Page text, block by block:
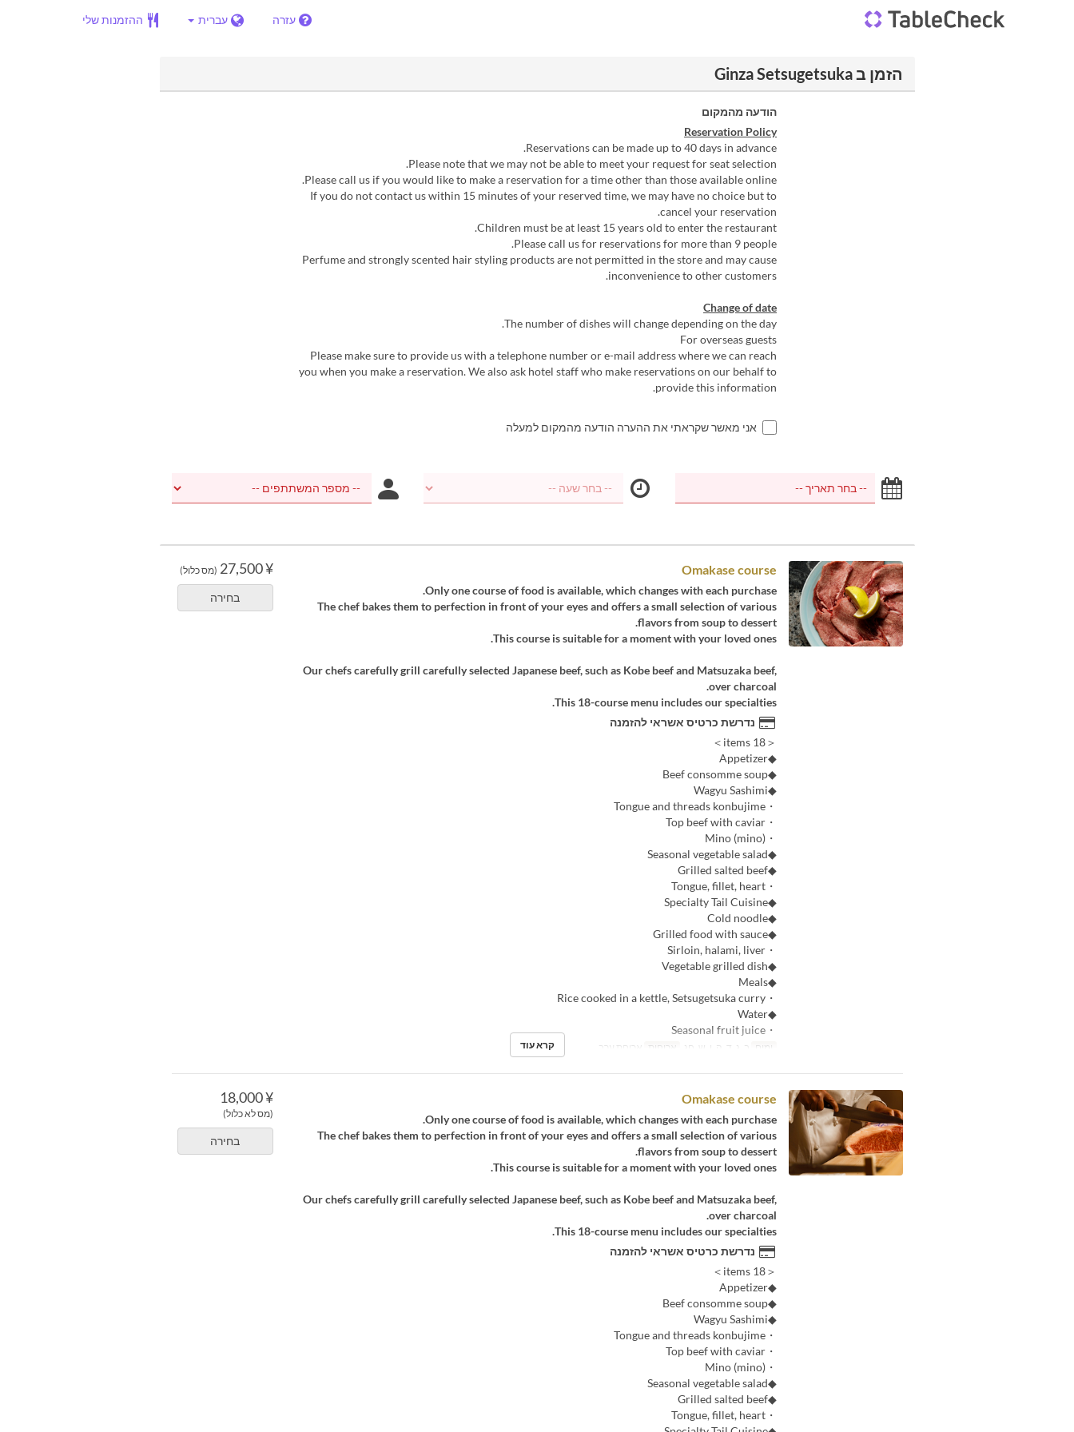
עזרה עברית ההזמנות שלי
הזמן ב Ginza Setsugetsuka
הודעה מהמקום
Reservation Policy
Reservations can be made up to 40 days in advance.
Please note that we may not be able to meet your request for seat selection.
Please call us if you would like to make a reservation for a time other than those available online.
If you do not contact us within 15 minutes of your reserved time, we may have no choice but to
cancel your reservation.
Children must be at least 15 years old to enter the restaurant.
Please call us for reservations for more than 9 people.
Perfume and strongly scented hair styling products are not permitted in the store and may cause
inconvenience to other customers.
Change of date
The number of dishes will change depending on the day.
For overseas guests
Please make sure to provide us with a telephone number or e-mail address where we can reach
you when you make a reservation. We also ask hotel staff who make reservations on our behalf to
provide this information.
אני מאשר שקראתי את ההערה הודעה מהמקום למעלה
¥ 27,500 (מס כלול)
בחירה
Omakase course
Only one course of food is available, which changes with each purchase.
The chef bakes them to perfection in front of your eyes and offers a small selection of various
flavors from soup to dessert.
This course is suitable for a moment with your loved ones.
Our chefs carefully grill carefully selected Japanese beef, such as Kobe beef and Matsuzaka beef,
over charcoal.
This 18-course menu includes our specialties.
נדרשת כרטיס אשראי להזמנה
＜18 items＞
◆Appetizer
◆Beef consomme soup
◆Wagyu Sashimi
・Tongue and threads konbujime
・Top beef with caviar
・Mino (mino)
◆Seasonal vegetable salad
◆Grilled salted beef
・Tongue, fillet, heart
◆Specialty Tail Cuisine
◆Cold noodle
◆Grilled food with sauce
・Sirloin, halami, liver
◆Vegetable grilled dish
◆Meals
・Rice cooked in a kettle, Setsugetsuka curry
◆Water
・Seasonal fruit juice
ימים ב, ג, ד, ה, ו, ש, חג ארוחות ארוחת ערב קרא עוד
¥ 18,000
(מס לא כלול)
בחירה
Omakase course
Only one course of food is available, which changes with each purchase.
The chef bakes them to perfection in front of your eyes and offers a small selection of various
flavors from soup to dessert.
This course is suitable for a moment with your loved ones.
Our chefs carefully grill carefully selected Japanese beef, such as Kobe beef and Matsuzaka beef,
over charcoal.
This 18-course menu includes our specialties.
נדרשת כרטיס אשראי להזמנה
＜18 items＞
◆Appetizer
◆Beef consomme soup
◆Wagyu Sashimi
・Tongue and threads konbujime
・Top beef with caviar
・Mino (mino)
◆Seasonal vegetable salad
◆Grilled salted beef
・Tongue, fillet, heart